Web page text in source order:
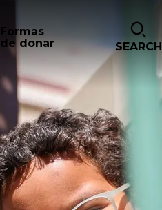
Formas
de donar
SEARCH